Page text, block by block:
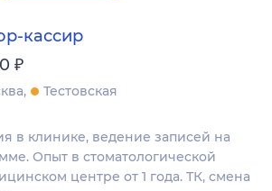
кассир
₽
Тестовская
в клинике, ведение записей на
Опыт в стоматологической
центре от 1 года. ТК, смена